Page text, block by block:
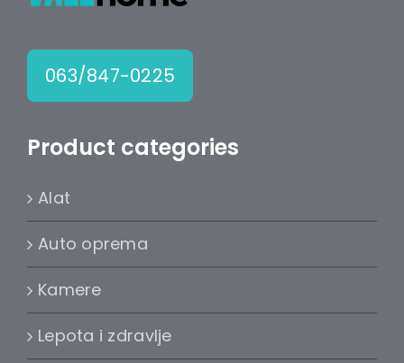
063/847-0225
Product categories
Alat
Auto oprema
Kamere
Lepota i zdravlje